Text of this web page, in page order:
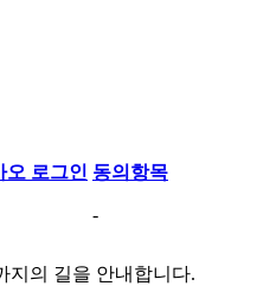
오 로그인 동의항목
-
지의 길을 안내합니다.